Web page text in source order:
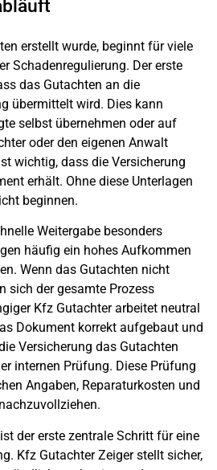
erstellt wurde, beginnt für viele
Schadenregulierung. Der erste
das Gutachten an die
übermittelt wird. Dies kann
selbst übernehmen oder auf
oder den eigenen Anwalt
wichtig, dass die Versicherung
erhält. Ohne diese Unterlagen
beginnen.
Weitergabe besonders
häufig ein hohes Aufkommen
Wenn das Gutachten nicht
sich der gesamte Prozess
Kfz Gutachter arbeitet neutral
Dokument korrekt aufgebaut und
Versicherung das Gutachten
internen Prüfung. Diese Prüfung
Angaben, Reparaturkosten und
der erste zentrale Schritt für eine
Kfz Gutachter Zeiger stellt sicher,